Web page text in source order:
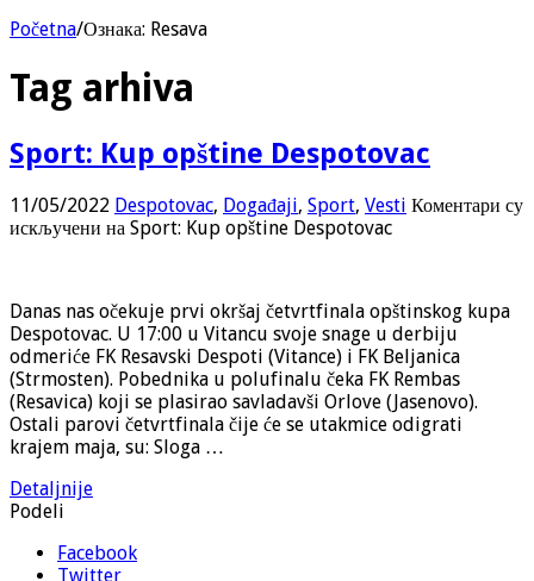
Početna/Ознака: Resava
Tag arhiva
Sport: Kup opštine Despotovac
11/05/2022 Despotovac, Događaji, Sport, Vesti Коментари су
искључени на Sport: Kup opštine Despotovac
Danas nas očekuje prvi okršaj četvrtfinala opštinskog kupa
Despotovac. U 17:00 u Vitancu svoje snage u derbiju
odmeriće FK Resavski Despoti (Vitance) i FK Beljanica
(Strmosten). Pobednika u polufinalu čeka FK Rembas
(Resavica) koji se plasirao savladavši Orlove (Jasenovo).
Ostali parovi četvrtfinala čije će se utakmice odigrati
krajem maja, su: Sloga …
Detaljnije
Podeli
Facebook
Twitter